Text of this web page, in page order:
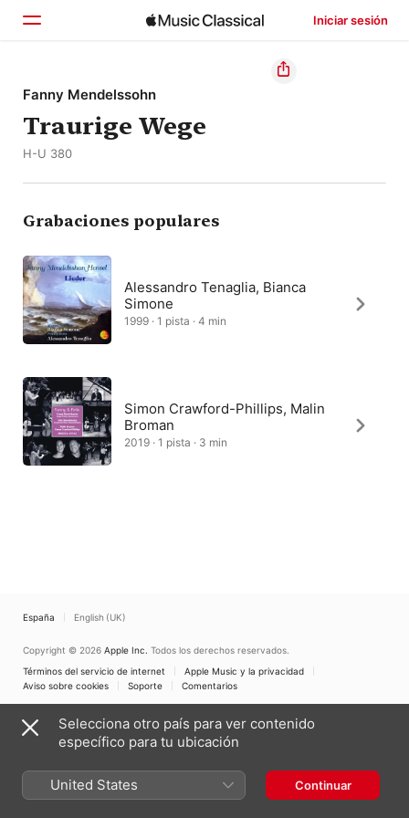
Iniciar sesión
Inicio
Explorar
Fanny Mendelssohn
Traurige Wege
H-U 380
Grabaciones populares
Alessandro Tenaglia, Bianca
Simone
1999 · 1 pista · 4 min
Simon Crawford-Phillips, Malin
Broman
2019 · 1 pista · 3 min
España English (UK)
Copyright © 2026 Apple Inc. Todos los derechos reservados.
Términos del servicio de internet
Apple Music y la privacidad
Aviso sobre cookies
Soporte Comentarios
Selecciona otro país para ver contenido
específico para tu ubicación
United States Continuar